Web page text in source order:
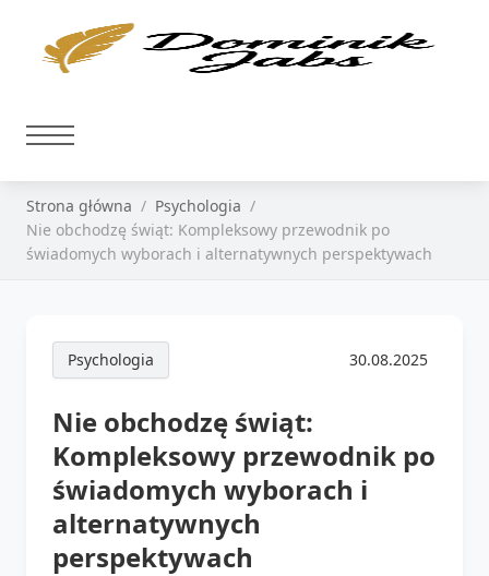
Strona główna
Psychologia
Nie obchodzę świąt: Kompleksowy przewodnik po
świadomych wyborach i alternatywnych perspektywach
Psychologia 30.08.2025
Nie obchodzę świąt:
Kompleksowy przewodnik po
świadomych wyborach i
alternatywnych
perspektywach